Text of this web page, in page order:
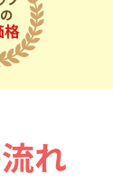
格
れ